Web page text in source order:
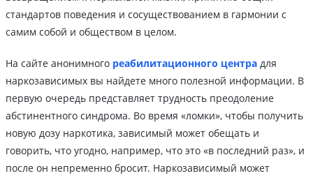
стандартов поведения и сосуществованием в гармонии с
самим собой и обществом в целом.
На сайте анонимного реабилитационного центра для
наркозависимых вы найдете много полезной информации. В
первую очередь представляет трудность преодоление
абстинентного синдрома. Во время «ломки», чтобы получить
новую дозу наркотика, зависимый может обещать и
говорить, что угодно, например, что это «в последний раз», и
после он непременно бросит. Наркозависимый может